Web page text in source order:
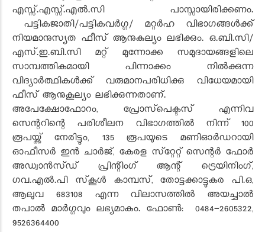
എസ്സ്.എസ്സ്.എല്‍.സി പാസ്സായിരിക്കണം.
പട്ടികജാതി/പട്ടികവര്‍ഗ്ഗ/ മറ്റര്‍ഹ വിഭാഗങ്ങള്‍ക്ക്
നിയമാനുസ്യത ഫീസ് ആനുകുല്യം ലഭിക്കും. ഒ.ബി.സി/
എസ്.ഇ.ബി.സി മറ്റ് മുന്നോക്ക സമുദായങ്ങളിലെ
സാമ്പത്തികമായി പിന്നാക്കം നില്‍ക്കുന്ന
വിദ്യാര്‍ത്ഥികള്‍ക്ക് വരുമാനപരിധിക്കു വിധേയമായി
ഫീസ് ആനുകൂല്യം ലഭിക്കുന്നതാണ്.
അപേക്ഷോഫോറം, പ്രോസ്‌പെക്ടസ് എന്നിവ
സെന്ററിന്റെ പരിശീലന വിഭാഗത്തില്‍ നിന്ന് 100
രൂപയ്ക്ക് നേരിട്ടും, 135 രൂപയുടെ മണിഓര്‍ഡറായി
ഓഫീസര്‍ ഇന്‍ ചാര്‍ജ്, കേരള സ്‌റ്റേറ്റ് സെന്റര്‍ ഫോര്‍
അഡ്വാന്‍സ്ഡ് പ്രിന്റിംഗ് ആന്റ് ട്രെയിനിംഗ്,
ഗവ.എല്‍.പി സ്‌കൂള്‍ കാമ്പസ്, തോട്ടക്കാട്ടുകര പി.ഒ,
ആലുവ 683108 എന്ന വിലാസത്തില്‍ അയച്ചാല്‍
തപാല്‍ മാര്‍ഗ്ഗവും ലഭ്യമാകും. ഫോൺ: 0484-2605322,
9526364400